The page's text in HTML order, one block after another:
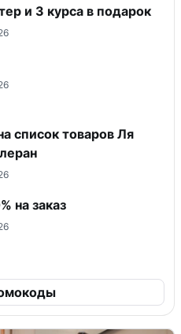
и 3 курса в подарок
список товаров Ля
на заказ